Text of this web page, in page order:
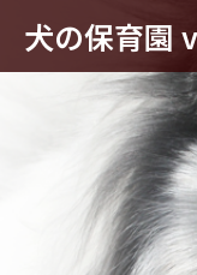
犬の保育園